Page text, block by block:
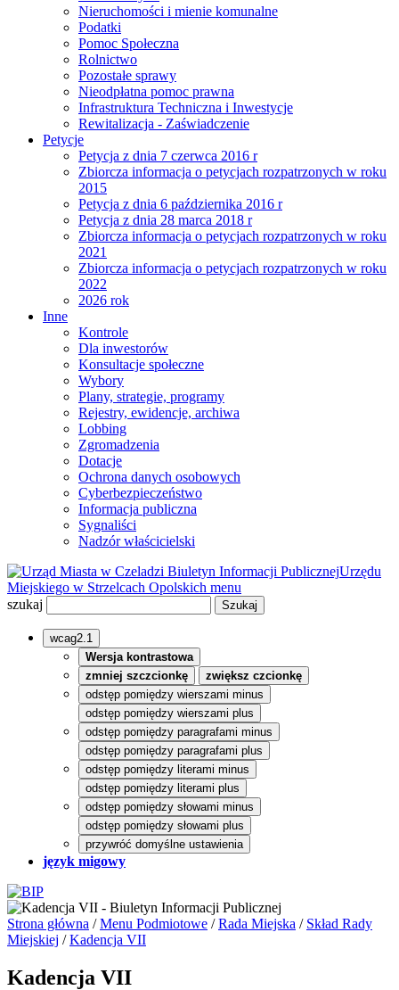
Nieruchomości i mienie komunalne
Podatki
Pomoc Społeczna
Rolnictwo
Pozostałe sprawy
Nieodpłatna pomoc prawna
Infrastruktura Techniczna i Inwestycje
Rewitalizacja - Zaświadczenie
Petycje
Petycja z dnia 7 czerwca 2016 r
Zbiorcza informacja o petycjach rozpatrzonych w roku
2015
Petycja z dnia 6 października 2016 r
Petycja z dnia 28 marca 2018 r
Zbiorcza informacja o petycjach rozpatrzonych w roku
2021
Zbiorcza informacja o petycjach rozpatrzonych w roku
2022
2026 rok
Inne
Kontrole
Dla inwestorów
Konsultacje społeczne
Wybory
Plany, strategie, programy
Rejestry, ewidencje, archiwa
Lobbing
Zgromadzenia
Dotacje
Ochrona danych osobowych
Cyberbezpieczeństwo
Informacja publiczna
Sygnaliści
Nadzór właścicielski
Biuletyn Informacji PublicznejUrzędu
Miejskiego w Strzelcach Opolskich menu
szukaj
wcag2.1
Wersja kontrastowa
zmniej szczcionkę
zwiększ czcionkę
odstęp pomiędzy wierszami minus
odstęp pomiędzy wierszami plus
odstęp pomiędzy paragrafami minus
odstęp pomiędzy paragrafami plus
odstęp pomiędzy literami minus
odstęp pomiędzy literami plus
odstęp pomiędzy słowami minus
odstęp pomiędzy słowami plus
przywróć domyślne ustawienia
język migowy
Strona główna /Menu Podmiotowe /Rada Miejska / Skład Rady
Miejskiej /Kadencja VII
Kadencja VII